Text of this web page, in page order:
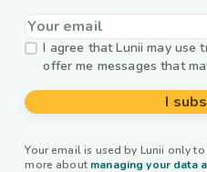
I agree that Lunii may use
offer me messages that
I
Your email is used by Lunii only
more about managing your data